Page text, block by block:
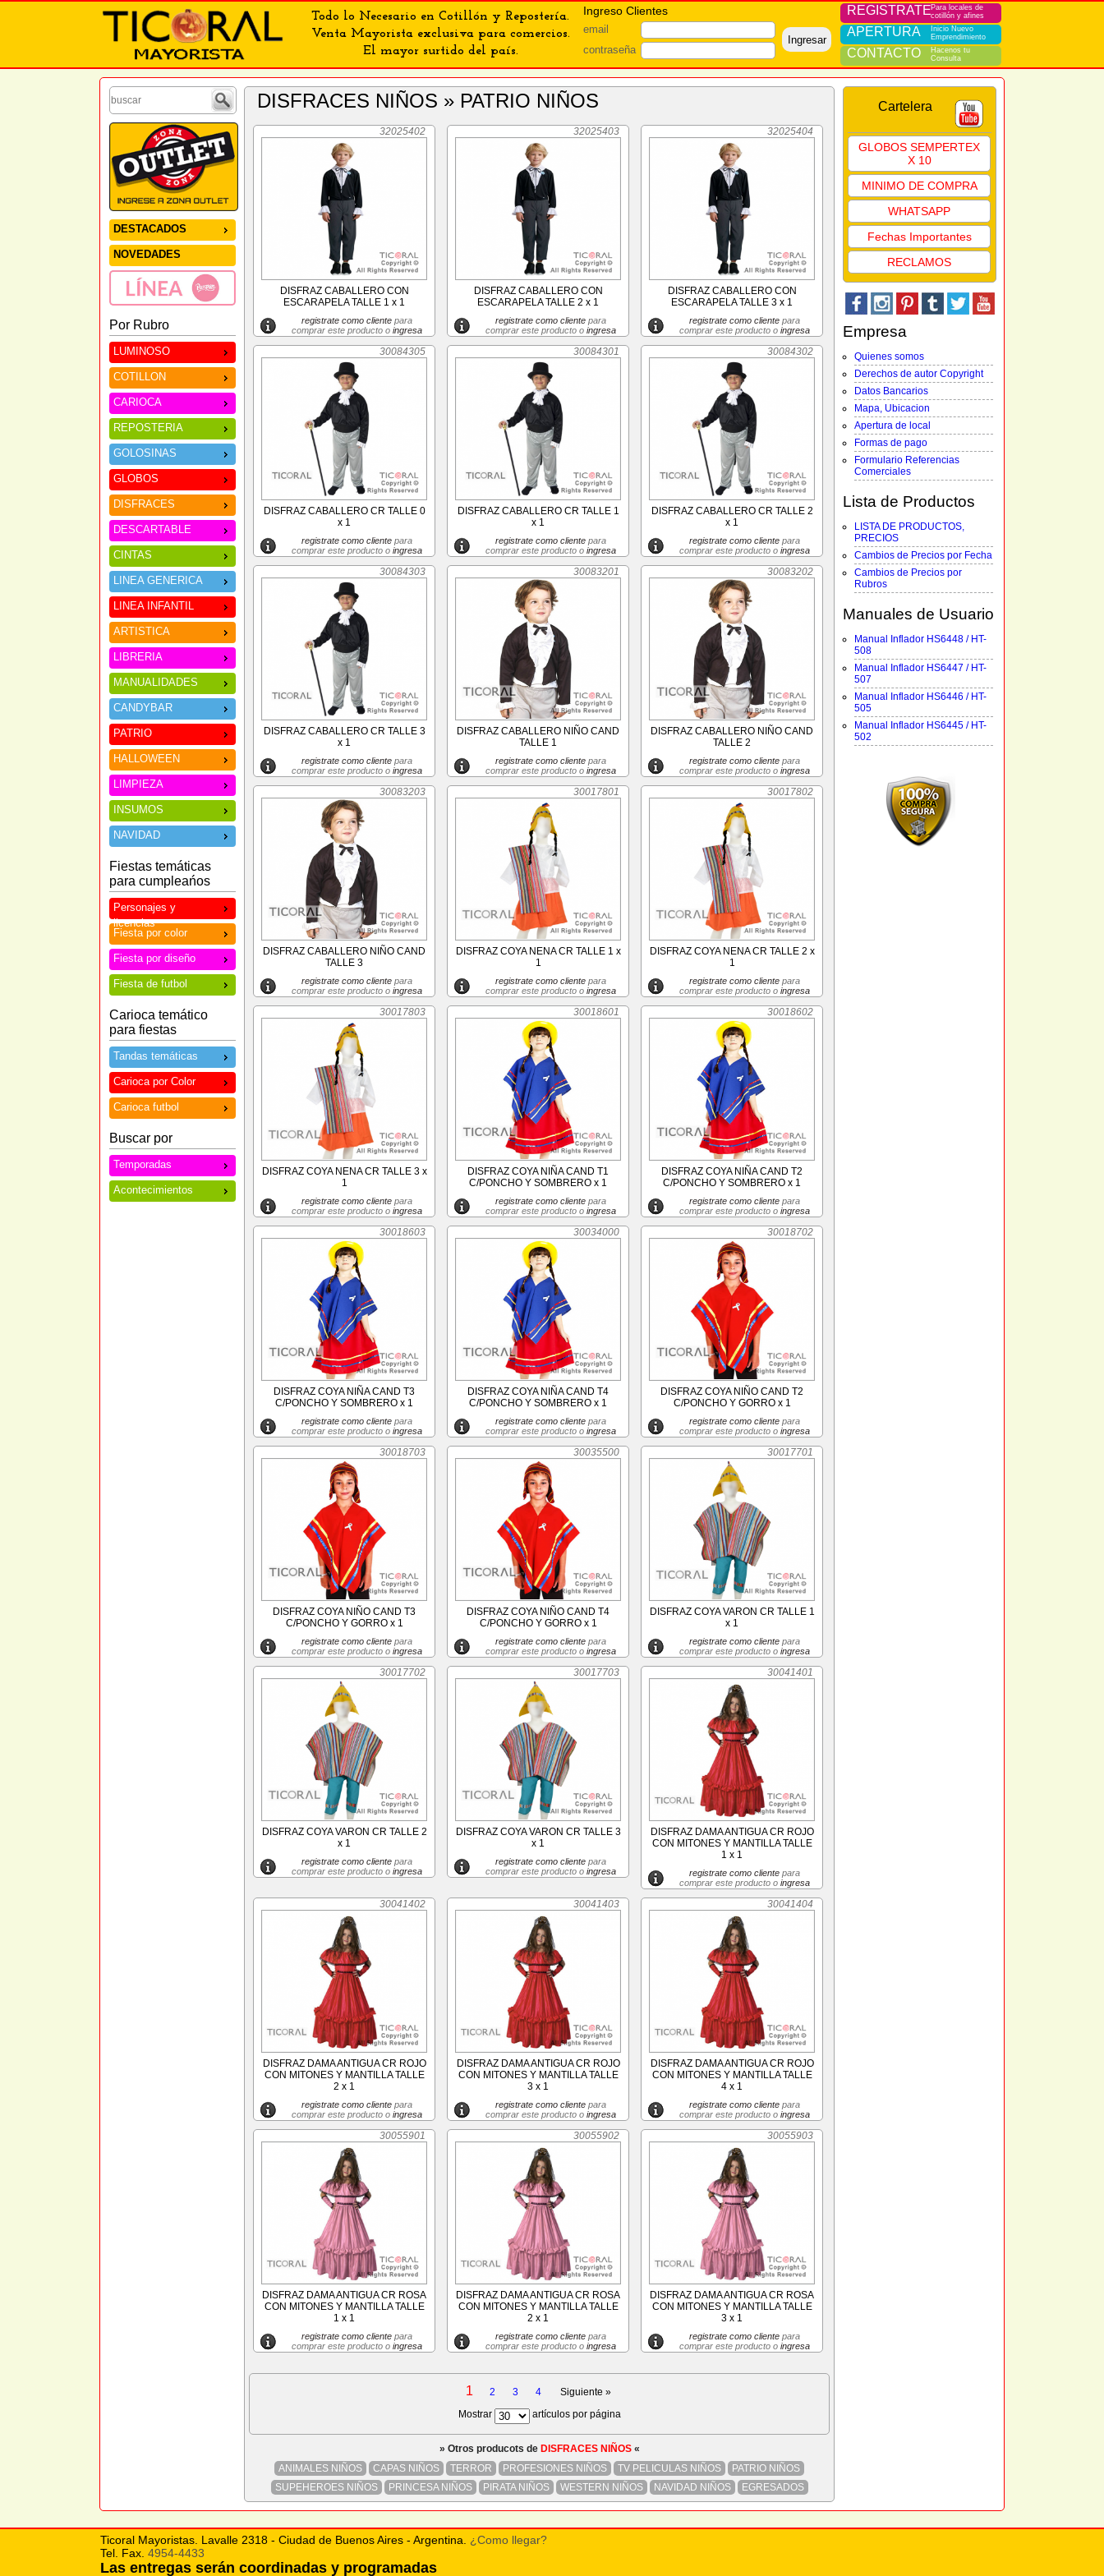
Todo lo Necesario en Cotillón y Repostería.
Venta Mayorista exclusiva para comercios.
El mayor surtido del país.
Ingreso Clientes
email
contraseña
Ingresar
REGISTRATEPara locales de
cotillón y afines
APERTURA
Inicio Nuevo
Emprendimiento
CONTACTO
Hacenos tu
Consulta
DESTACADOS
NOVEDADES
Por Rubro
LUMINOSO
COTILLON
CARIOCA
REPOSTERIA
GOLOSINAS
GLOBOS
DISFRACES
DESCARTABLE
CINTAS
LINEA GENERICA
LINEA INFANTIL
ARTISTICA
LIBRERIA
MANUALIDADES
CANDYBAR
PATRIO
HALLOWEEN
LIMPIEZA
INSUMOS
NAVIDAD
Fiestas temáticas
para cumpleańos
Personajes y
licencias
Fiesta por color
Fiesta por diseño
Fiesta de futbol
Carioca temático
para fiestas
Tandas temáticas
Carioca por Color
Carioca futbol
Buscar por
Temporadas
Acontecimientos
DISFRACES NIÑOS » PATRIO NIÑOS
32025402
DISFRAZ CABALLERO CON
ESCARAPELA TALLE 1 x 1
registrate como clientepara
comprar este producto o ingresa
32025403
DISFRAZ CABALLERO CON
ESCARAPELA TALLE 2 x 1
registrate como clientepara
comprar este producto o ingresa
32025404
DISFRAZ CABALLERO CON
ESCARAPELA TALLE 3 x 1
registrate como clientepara
comprar este producto o ingresa
30084305
DISFRAZ CABALLERO CR TALLE 0
x 1
registrate como clientepara
comprar este producto o ingresa
30084301
DISFRAZ CABALLERO CR TALLE 1
x 1
registrate como clientepara
comprar este producto o ingresa
30084302
DISFRAZ CABALLERO CR TALLE 2
x 1
registrate como clientepara
comprar este producto o ingresa
30084303
DISFRAZ CABALLERO CR TALLE 3
x 1
registrate como clientepara
comprar este producto o ingresa
30083201
DISFRAZ CABALLERO NIÑO CAND
TALLE 1
registrate como clientepara
comprar este producto o ingresa
30083202
DISFRAZ CABALLERO NIÑO CAND
TALLE 2
registrate como clientepara
comprar este producto o ingresa
30083203
DISFRAZ CABALLERO NIÑO CAND
TALLE 3
registrate como clientepara
comprar este producto o ingresa
30017801
DISFRAZ COYA NENA CR TALLE 1 x
1
registrate como clientepara
comprar este producto o ingresa
30017802
DISFRAZ COYA NENA CR TALLE 2 x
1
registrate como clientepara
comprar este producto o ingresa
30017803
DISFRAZ COYA NENA CR TALLE 3 x
1
registrate como clientepara
comprar este producto o ingresa
30018601
DISFRAZ COYA NIÑA CAND T1
C/PONCHO Y SOMBRERO x 1
registrate como clientepara
comprar este producto o ingresa
30018602
DISFRAZ COYA NIÑA CAND T2
C/PONCHO Y SOMBRERO x 1
registrate como clientepara
comprar este producto o ingresa
30018603
DISFRAZ COYA NIÑA CAND T3
C/PONCHO Y SOMBRERO x 1
registrate como clientepara
comprar este producto o ingresa
30034000
DISFRAZ COYA NIÑA CAND T4
C/PONCHO Y SOMBRERO x 1
registrate como clientepara
comprar este producto o ingresa
30018702
DISFRAZ COYA NIÑO CAND T2
C/PONCHO Y GORRO x 1
registrate como clientepara
comprar este producto o ingresa
30018703
DISFRAZ COYA NIÑO CAND T3
C/PONCHO Y GORRO x 1
registrate como clientepara
comprar este producto o ingresa
30035500
DISFRAZ COYA NIÑO CAND T4
C/PONCHO Y GORRO x 1
registrate como clientepara
comprar este producto o ingresa
30017701
DISFRAZ COYA VARON CR TALLE 1
x 1
registrate como clientepara
comprar este producto o ingresa
30017702
DISFRAZ COYA VARON CR TALLE 2
x 1
registrate como clientepara
comprar este producto o ingresa
30017703
DISFRAZ COYA VARON CR TALLE 3
x 1
registrate como clientepara
comprar este producto o ingresa
30041401
DISFRAZ DAMA ANTIGUA CR ROJO
CON MITONES Y MANTILLA TALLE
1 x 1
registrate como clientepara
comprar este producto o ingresa
30041402
DISFRAZ DAMA ANTIGUA CR ROJO
CON MITONES Y MANTILLA TALLE
2 x 1
registrate como clientepara
comprar este producto o ingresa
30041403
DISFRAZ DAMA ANTIGUA CR ROJO
CON MITONES Y MANTILLA TALLE
3 x 1
registrate como clientepara
comprar este producto o ingresa
30041404
DISFRAZ DAMA ANTIGUA CR ROJO
CON MITONES Y MANTILLA TALLE
4 x 1
registrate como clientepara
comprar este producto o ingresa
30055901
DISFRAZ DAMA ANTIGUA CR ROSA
CON MITONES Y MANTILLA TALLE
1 x 1
registrate como clientepara
comprar este producto o ingresa
30055902
DISFRAZ DAMA ANTIGUA CR ROSA
CON MITONES Y MANTILLA TALLE
2 x 1
registrate como clientepara
comprar este producto o ingresa
30055903
DISFRAZ DAMA ANTIGUA CR ROSA
CON MITONES Y MANTILLA TALLE
3 x 1
registrate como clientepara
comprar este producto o ingresa
1 2 3 4
Siguiente »
Mostrar
artículos por página
» Otros producots de DISFRACES NIÑOS«
ANIMALES NIÑOS
CAPAS NIÑOS TERROR PROFESIONES NIÑOS TV PELICULAS NIÑOS
PATRIO NIÑOS
SUPEHEROES NIÑOS
PRINCESA NIÑOS PIRATA NIÑOS WESTERN NIÑOS NAVIDAD NIÑOS EGRESADOS
Cartelera
GLOBOS SEMPERTEX
X 10
MINIMO DE COMPRA
WHATSAPP
Fechas Importantes
RECLAMOS
Empresa
Quienes somos
Derechos de autor Copyright
Datos Bancarios
Mapa, Ubicacion
Apertura de local
Formas de pago
Formulario Referencias
Comerciales
Lista de Productos
LISTA DE PRODUCTOS,
PRECIOS
Cambios de Precios por Fecha
Cambios de Precios por
Rubros
Manuales de Usuario
Manual Inflador HS6448 / HT-
508
Manual Inflador HS6447 / HT-
507
Manual Inflador HS6446 / HT-
505
Manual Inflador HS6445 / HT-
502
Ticoral Mayoristas. Lavalle 2318 - Ciudad de Buenos Aires - Argentina. ¿Como llegar?
Tel. Fax. 4954-4433
Las entregas serán coordinadas y programadas